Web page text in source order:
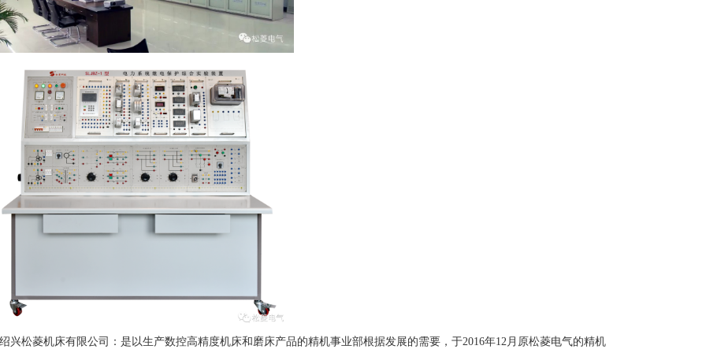
兴松菱机床有限公司：是以生产数控高精度机床和磨床产品的精机事业部根据发展的需要，于2016年12月原松菱电气的精机